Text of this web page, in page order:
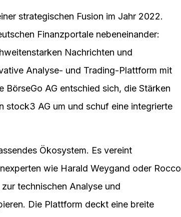
strategischen Fusion im Jahr 2022.
Finanzportale nebeneinander:
Nachrichten und
Analyse- und Trading-Plattform mit
AG entschied sich, die Stärken
stock3 AG um und schuf eine integrierte
Ökosystem. Es vereint
wie Harald Weygand oder Rocco
technischen Analyse und
Die Plattform deckt eine breite